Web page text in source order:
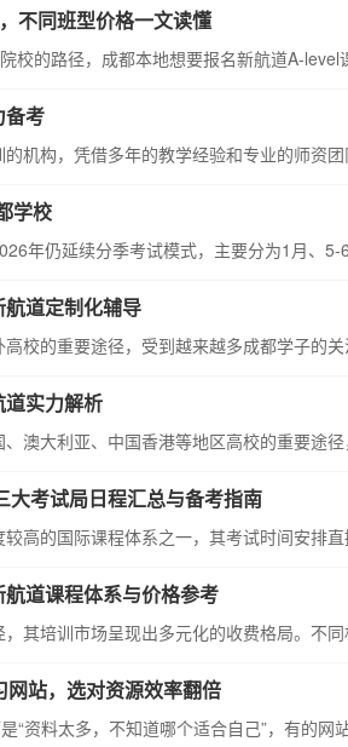
不同班型价格一文读懂
备考
学校
道定制化辅导
实力解析
考试局日程汇总与备考指南
道课程体系与价格参考
站，选对资源效率翻倍